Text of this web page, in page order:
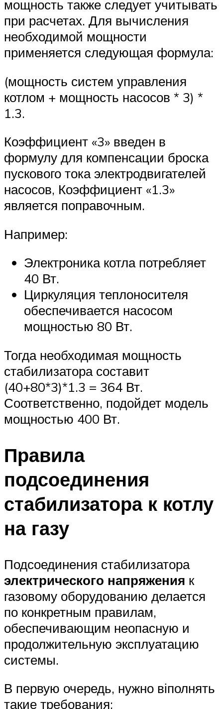
мощность также следует учитывать
при расчетах. Для вычисления
необходимой мощности
применяется следующая формула:
(мощность систем управления
котлом + мощность насосов * 3) *
1.3.
Коэффициент «3» введен в
формулу для компенсации броска
пускового тока электродвигателей
насосов, Коэффициент «1.3»
является поправочным.
Например:
Электроника котла потребляет
40 Вт.
Циркуляция теплоносителя
обеспечивается насосом
мощностью 80 Вт.
Тогда необходимая мощность
стабилизатора составит
(40+80*3)*1.3 = 364 Вт.
Соответственно, подойдет модель
мощностью 400 Вт.
Правила
подсоединения
стабилизатора к котлу
на газу
Подсоединения стабилизатора
электрического напряжения к
газовому оборудованию делается
по конкретным правилам,
обеспечивающим неопасную и
продолжительную эксплуатацию
системы.
В первую очередь, нужно віполнять
такие требования: